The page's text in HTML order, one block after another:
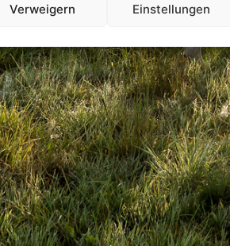
Verweigern Einstellungen
Bis nächst Joer!